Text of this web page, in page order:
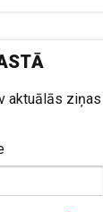
aktuālās ziņas